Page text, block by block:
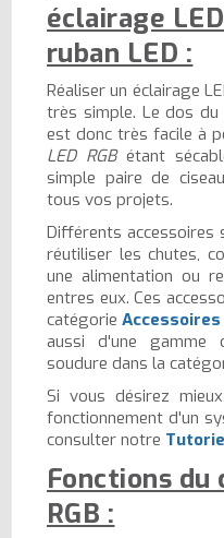
éclairage
ruban LED :
Réaliser un éclairage
très simple. Le dos
est donc très facile à
LED RGBétant
simple paire de
tous vos projets.
Différents
réutiliser les chutes,
une alimentation ou
entres eux. Ces
catégorieAccessoires
aussi d'une gamme
soudure dans la
Si vous désirez
fonctionnement d'un
consulter notre
Fonctions du
RGB :